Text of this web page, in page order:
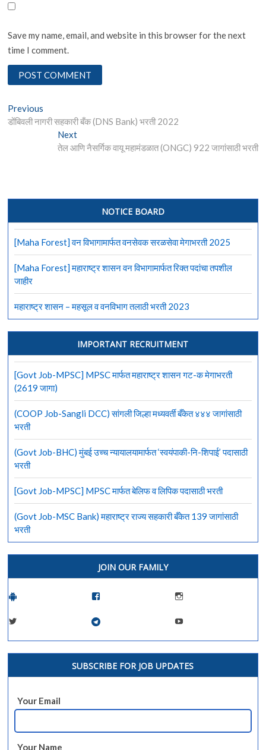
Save my name, email, and website in this browser for the next
time I comment.
Post
navigation
Previous
post:
डोंबिवली नागरी सहकारी बँक (DNS Bank) भरती 2022
NextNext
post:
तेल आणि नैसर्गिक वायू महामंडळात (ONGC) 922 जागांसाठी भरती
NOTICE BOARD
[Maha Forest] वन विभागामार्फत वनसेवक सरळसेवा मेगाभरती 2025
[Maha Forest] महाराष्ट्र शासन वन विभागामार्फत रिक्त पदांचा तपशील
जाहीर
महाराष्ट्र शासन – महसूल व वनविभाग तलाठी भरती 2023
IMPORTANT RECRUITMENT
[Govt Job-MPSC] MPSC मार्फत महाराष्ट्र शासन गट-क मेगाभरती
(2619 जागा)
(COOP Job-Sangli DCC) सांगली जिल्हा मध्यवर्ती बँकेत ४४४ जागांसाठी
भरती
(Govt Job-BHC) मुंबई उच्च न्यायालयामार्फत ‘स्वयंपाकी-नि-शिपाई’ पदासाठी
भरती
[Govt Job-MPSC] MPSC मार्फत बेलिफ व लिपिक पदासाठी भरती
(Govt Job-MSC Bank) महाराष्ट्र राज्य सहकारी बँकेत 139 जागांसाठी
भरती
JOIN OUR FAMILY
SUBSCRIBE FOR JOB UPDATES
Your Email
Your Name